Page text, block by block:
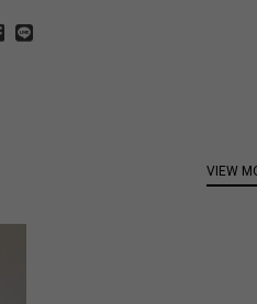
VIEW